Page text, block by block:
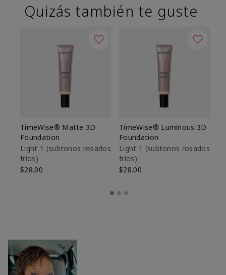
Quizás también te guste
TimeWise® Matte 3D
Foundation
Light 1​ (subtonos rosados
fríos)
$28.00
TimeWise® Luminous 3D
Foundation
Light 1​ (subtonos rosados
fríos)
$28.00